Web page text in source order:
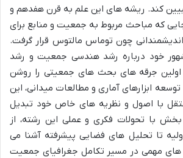
کند. ریشه های این علم به قرن هفدهم و
که مباحث مربوط به جمعیت و منابع برای
اندیشمندانی چون توماس مالتوس قرار گرفت.
خود درباره رشد هندسی جمعیت و رشد
اولین جرقه های بحث های جمعیتی را روشن
ابزارهای آماری و مطالعات میدانی، این
با اصول و نظریه های خاص خود تبدیل
با تحولات فکری و عملی این رشته، از
تا تحلیل های فضایی پیشرفته آشنا می
های مهمی در مسیر تکامل جغرافیای جمعیت